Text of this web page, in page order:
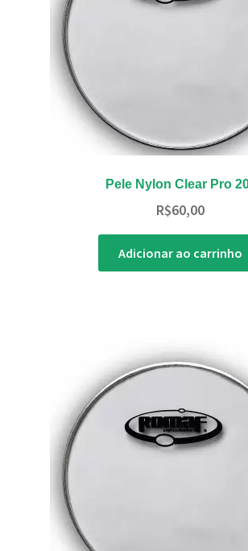
Pele Nylon Clear Pro
R$60,00
Adicionar ao carrinho